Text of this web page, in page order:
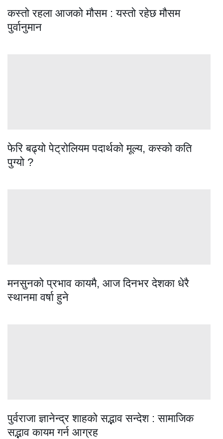
कस्तो रहला आजको मौसम : यस्तो रहेछ मौसम
पुर्वानुमान
फेरि बढ्यो पेट्रोलियम पदार्थको मूल्य, कस्को कति
पुग्यो ?
मनसुनको प्रभाव कायमै, आज दिनभर देशका धेरै
स्थानमा वर्षा हुने
पुर्वराजा ज्ञानेन्द्र शाहको सद्भाव सन्देश : सामाजिक
सद्भाव कायम गर्न आग्रह